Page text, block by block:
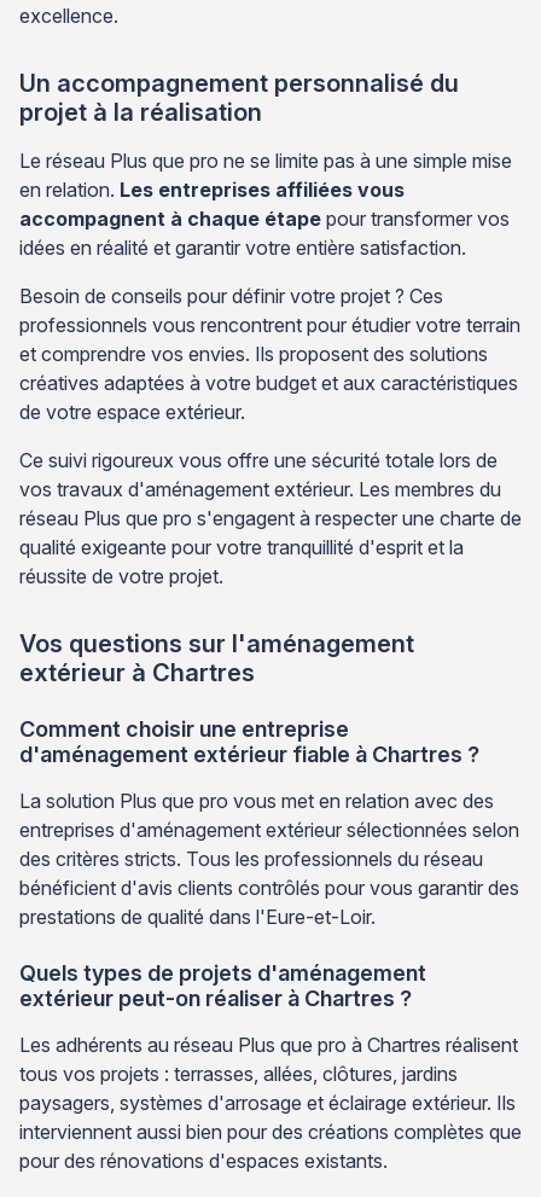
excellence.
Un accompagnement personnalisé du
projet à la réalisation
Le réseau Plus que pro ne se limite pas à une simple mise
en relation. Les entreprises affiliées vous
accompagnent à chaque étape pour transformer vos
idées en réalité et garantir votre entière satisfaction.
Besoin de conseils pour définir votre projet ? Ces
professionnels vous rencontrent pour étudier votre terrain
et comprendre vos envies. Ils proposent des solutions
créatives adaptées à votre budget et aux caractéristiques
de votre espace extérieur.
Ce suivi rigoureux vous offre une sécurité totale lors de
vos travaux d'aménagement extérieur. Les membres du
réseau Plus que pro s'engagent à respecter une charte de
qualité exigeante pour votre tranquillité d'esprit et la
réussite de votre projet.
Vos questions sur l'aménagement
extérieur à Chartres
Comment choisir une entreprise
d'aménagement extérieur fiable à Chartres ?
La solution Plus que pro vous met en relation avec des
entreprises d'aménagement extérieur sélectionnées selon
des critères stricts. Tous les professionnels du réseau
bénéficient d'avis clients contrôlés pour vous garantir des
prestations de qualité dans l'Eure-et-Loir.
Quels types de projets d'aménagement
extérieur peut-on réaliser à Chartres ?
Les adhérents au réseau Plus que pro à Chartres réalisent
tous vos projets : terrasses, allées, clôtures, jardins
paysagers, systèmes d'arrosage et éclairage extérieur. Ils
interviennent aussi bien pour des créations complètes que
pour des rénovations d'espaces existants.